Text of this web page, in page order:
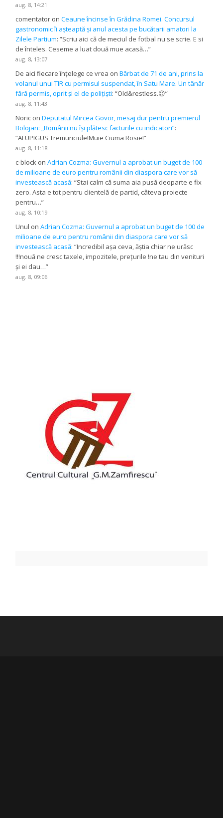
aug. 8, 14:21
comentator onCeaune încinse în Grădina Romei. Concursul
gastronomic îi așteaptă și anul acesta pe bucătarii amatori la
Zilele Partium: “Scriu aici că de meciul de fotbal nu se scrie. E si
de înteles. Ceseme a luat două mue acasă…”
aug. 8, 13:07
De aici fiecare înțelege ce vrea onBărbat de 71 de ani, prins la
volanul unui TIR cu permisul suspendat, în Satu Mare. Un tânăr
fără permis, oprit și el de polițiști: “Old&restless.😉”
aug. 8, 11:43
Noric onDeputatul Mircea Govor, mesaj dur pentru premierul
Bolojan: „Românii nu își plătesc facturile cu indicatori”:
“ALUPIGUS Tremuriciule!Muie Ciuma Rosie!”
aug. 8, 11:18
c-block onAdrian Cozma: Guvernul a aprobat un buget de 100
de milioane de euro pentru românii din diaspora care vor să
investească acasă: “Stai calm că suma aia pusă deoparte e fix
zero. Asta e tot pentru clientelă de partid, câteva proiecte
pentru…”
aug. 8, 10:19
Unul onAdrian Cozma: Guvernul a aprobat un buget de 100 de
milioane de euro pentru românii din diaspora care vor să
investească acasă: “Incredibil așa ceva, ăștia chiar ne urăsc
!!!nouă ne cresc taxele, impozitele, prețurile !ne tau din venituri
și ei dau…”
aug. 8, 09:06